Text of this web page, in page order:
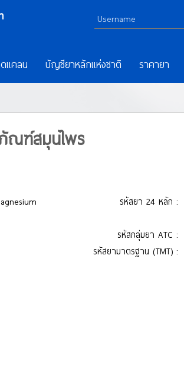
แคลน บัญชียาหลักแห่งชาติ ราคายา
ณฑ์สมุนไพร
รหัสยา 24 หลัก :
รหัสกลุ่มยา ATC :
รหัสยามาตรฐาน (TMT) :